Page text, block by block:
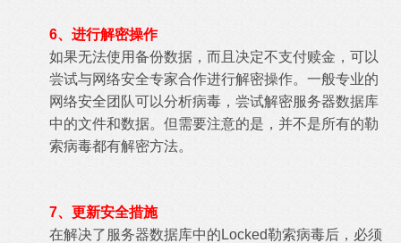
6、进行解密操作
如果无法使用备份数据，而且决定不支付赎金，可以
尝试与网络安全专家合作进行解密操作。一般专业的
网络安全团队可以分析病毒，尝试解密服务器数据库
中的文件和数据。但需要注意的是，并不是所有的勒
索病毒都有解密方法。
7、更新安全措施
在解决了服务器数据库中的Locked勒索病毒后，必须